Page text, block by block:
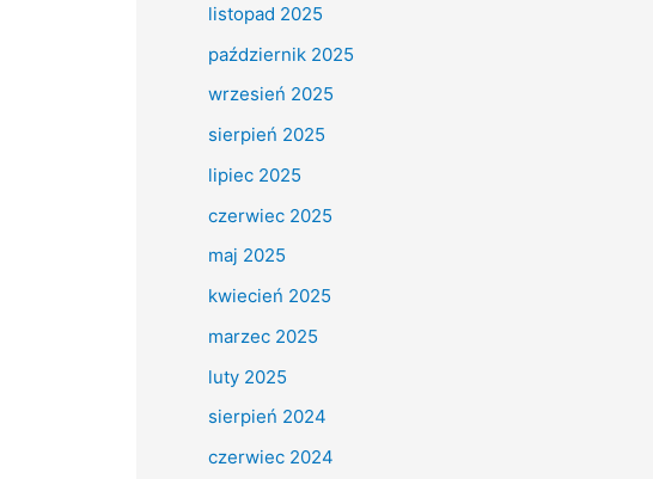
listopad 2025
październik 2025
wrzesień 2025
sierpień 2025
lipiec 2025
czerwiec 2025
maj 2025
kwiecień 2025
marzec 2025
luty 2025
sierpień 2024
czerwiec 2024